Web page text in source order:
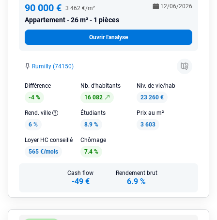
90 000 € 3 462 €/m²
Appartement 26 m² - 1 pièces
12/06/2026
Ouvrir l'analyse
Rumilly (74150)
Différence
-4 %
Nb. d'habitants
16 082
Niv. de vie/hab
23 260 €
Rend. ville
6 %
Étudiants
8.9 %
Prix au m²
3 603
Loyer HC conseillé
565 €/mois
Chômage
7.4 %
Cash flow
-49 €
Rendement brut
6.9 %